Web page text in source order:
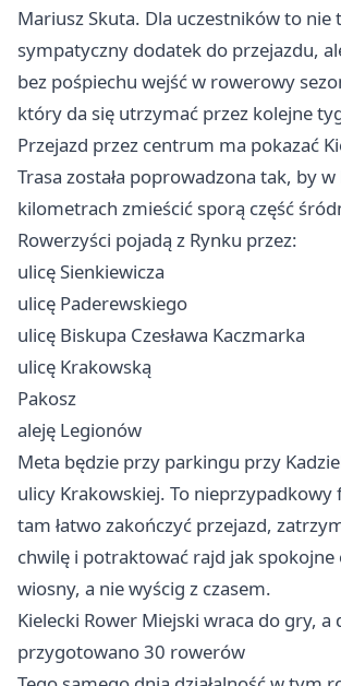
Mariusz Skuta. Dla uczestników to nie
sympatyczny dodatek do przejazdu,
bez pośpiechu wejść w rowerowy
który da się utrzymać przez kolejne
Przejazd przez centrum ma pokazać
Trasa została poprowadzona tak, by
kilometrach zmieścić sporą część
Rowerzyści pojadą z Rynku przez:
ulicę Sienkiewicza
ulicę Paderewskiego
ulicę Biskupa Czesława Kaczmarka
ulicę Krakowską
Pakosz
aleję Legionów
Meta będzie przy parkingu przy
ulicy Krakowskiej. To nieprzypadkowy
tam łatwo zakończyć przejazd,
chwilę i potraktować rajd jak spokojne
wiosny, a nie wyścig z czasem.
Kielecki Rower Miejski wraca do gry, a
przygotowano 30 rowerów